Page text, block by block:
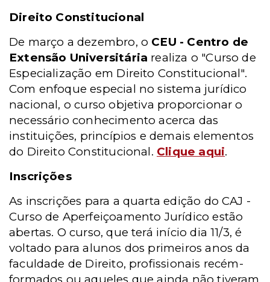
Direito Constitucional
De março a dezembro, o CEU - Centro de
Extensão Universitária realiza o "Curso de
Especialização em Direito Constitucional".
Com enfoque especial no sistema jurídico
nacional, o curso objetiva proporcionar o
necessário conhecimento acerca das
instituições, princípios e demais elementos
do Direito Constitucional. Clique aqui.
Inscrições
As inscrições para a quarta edição do CAJ -
Curso de Aperfeiçoamento Jurídico estão
abertas. O curso, que terá início dia 11/3, é
voltado para alunos dos primeiros anos da
faculdade de Direito, profissionais recém-